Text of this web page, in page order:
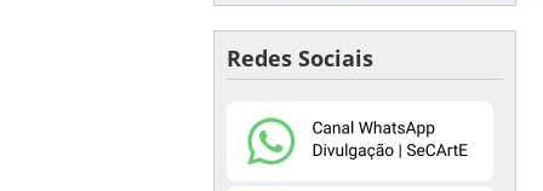
Redes Sociais